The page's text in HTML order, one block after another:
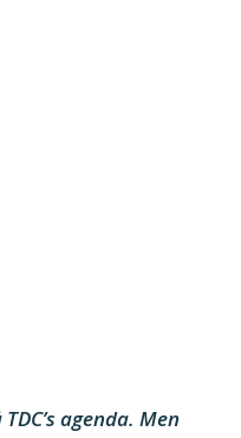
agenda. Men